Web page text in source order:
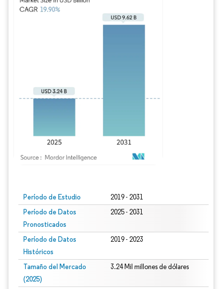
Período de Estudio 2019 - 2031
Período de Datos
Pronosticados
2025 - 2031
Período de Datos
Históricos
2019 - 2023
Tamaño del Mercado
(2025)
3.24 Mil millones de dólares